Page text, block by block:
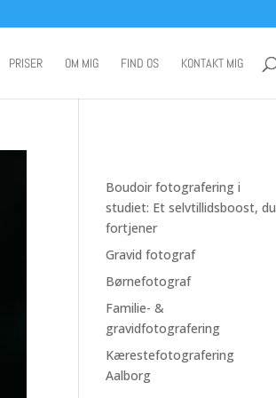
PRISER OM MIG FIND OS KONTAKT MIG
Boudoir fotografering i
studiet: Et selvtillidsboost, du
fortjener
Gravid fotograf
Børnefotograf
Familie- &
gravidfotografering
Kærestefotografering
Aalborg